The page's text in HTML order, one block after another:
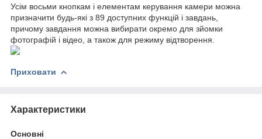
Усім восьми кнопкам і елементам керування камери можна
призначити будь-які з 89 доступних функцій і завдань,
причому завдання можна вибирати окремо для зйомки
фотографій і відео, а також для режиму відтворення.
Приховати
Характеристики
Основні